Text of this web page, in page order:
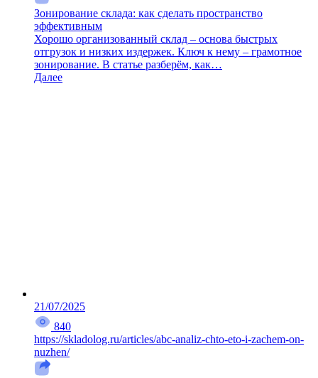
Зонирование склада: как сделать пространство
эффективным
Хорошо организованный склад – основа быстрых
отгрузок и низких издержек. Ключ к нему – грамотное
зонирование. В статье разберём, как…
Далее
21/07/2025
840
https://skladolog.ru/articles/abc-analiz-chto-eto-i-zachem-on-
nuzhen/